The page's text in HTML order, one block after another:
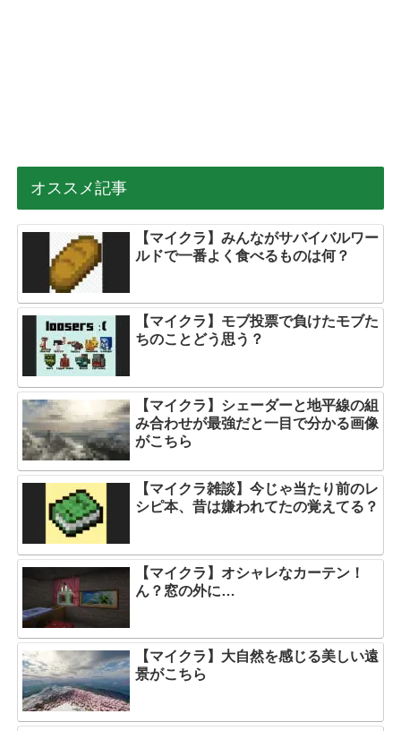
オススメ記事
【マイクラ】みんながサバイバルワー
ルドで一番よく食べるものは何？
【マイクラ】モブ投票で負けたモブた
ちのことどう思う？
【マイクラ】シェーダーと地平線の組
み合わせが最強だと一目で分かる画像
がこちら
【マイクラ雑談】今じゃ当たり前のレ
シピ本、昔は嫌われてたの覚えてる？
【マイクラ】オシャレなカーテン！
ん？窓の外に…
【マイクラ】大自然を感じる美しい遠
景がこちら